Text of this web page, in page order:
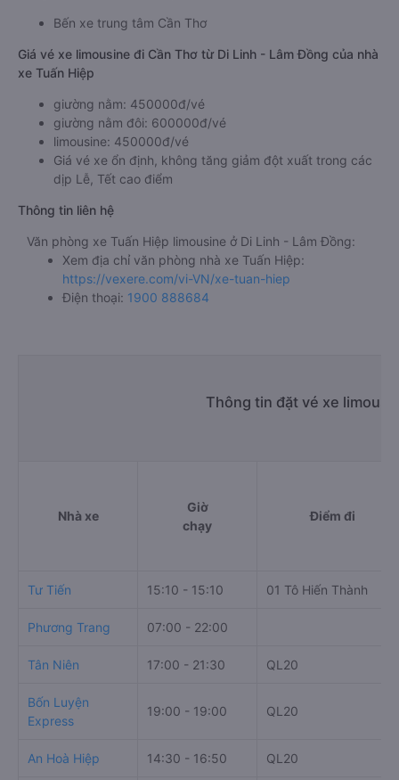
Bến xe trung tâm Cần Thơ
Giá vé xe limousine đi Cần Thơ từ Di Linh - Lâm Đồng của nhà
xe Tuấn Hiệp
giường nằm: 450000đ/vé
giường nằm đôi: 600000đ/vé
limousine: 450000đ/vé
Giá vé xe ổn định, không tăng giảm đột xuất trong các
dịp Lễ, Tết cao điểm
Thông tin liên hệ
Văn phòng xe Tuấn Hiệp limousine ở Di Linh - Lâm Đồng:
Xem địa chỉ văn phòng nhà xe Tuấn Hiệp:
https://vexere.com/vi-VN/xe-tuan-hiep
Điện thoại: 1900 888684
Thông tin đặt vé xe
Nhà xe
Giờ
chạy
Điểm đi
Tư Tiến 15:10 - 15:10 01 Tô Hiến Thành
Phương Trang 07:00 - 22:00
Tân Niên 17:00 - 21:30 QL20
Bốn Luyện
Express
19:00 - 19:00 QL20
An Hoà Hiệp 14:30 - 16:50 QL20